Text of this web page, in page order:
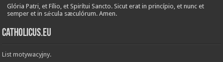
Glória Patri, et Fílio, et Spirítui Sancto. Sicut erat in princípio, et nunc et
semper et in sǽcula sæculórum. Amen.
Catholicus.eu
List motywacyjny.